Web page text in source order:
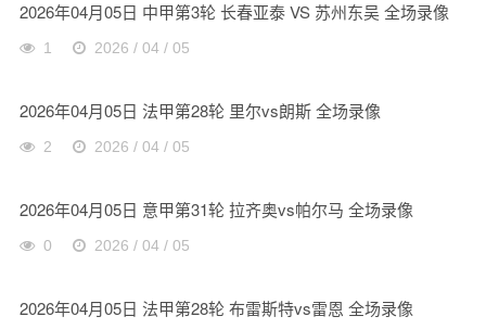
2026年04月05日 中甲第3轮 长春亚泰 VS 苏州东吴 全场录像
1 2026 / 04 / 05
2026年04月05日 法甲第28轮 里尔vs朗斯 全场录像
2 2026 / 04 / 05
2026年04月05日 意甲第31轮 拉齐奥vs帕尔马 全场录像
0 2026 / 04 / 05
2026年04月05日 法甲第28轮 布雷斯特vs雷恩 全场录像